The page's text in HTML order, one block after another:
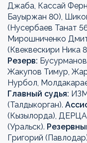
Джаба, Кассай
Бауыржан 80),
(Нусербаев Танат
Мирошниченко
(Квеквескири Ника
Резерв:
Жакупов Тимур,
Нурбол,
Главный судья:
(Талдыкорган).
(Кызылорда),
(Уральск).
Григорий